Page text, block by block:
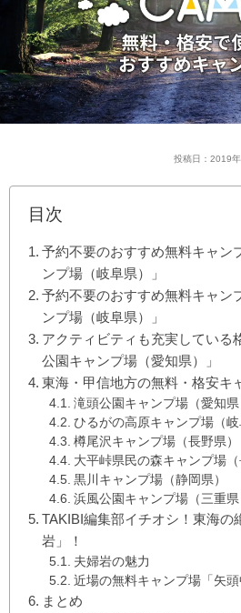
投稿日：2019
目次
予約不要のおすすめ無料キャン
ンプ場（岐阜県）」
予約不要のおすすめ無料キャン
ンプ場（岐阜県）」
アクティビティも充実している
公園キャンプ場（愛知県）」
東海・甲信地方の無料・格安キ
滝頭公園キャンプ場（愛知県
ひるがの高原キャンプ場（岐
樽尾沢キャンプ場（長野県）
大平峠県民の森キャンプ場（
黒川キャンプ場（静岡県）
浜風公園キャンプ場（三重県
TAKIBI編集部イチオシ！東海の
岩」！
夫婦岩の魅力
近場の無料キャンプ場「矢頭
まとめ